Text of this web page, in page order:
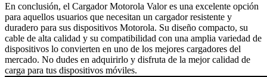
En conclusión, el Cargador Motorola Valor es una excelente opción
para aquellos usuarios que necesitan un cargador resistente y
duradero para sus dispositivos Motorola. Su diseño compacto, su
cable de alta calidad y su compatibilidad con una amplia variedad de
dispositivos lo convierten en uno de los mejores cargadores del
mercado. No dudes en adquirirlo y disfruta de la mejor calidad de
carga para tus dispositivos móviles.